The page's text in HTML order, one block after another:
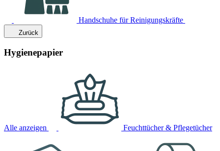
Handschuhe für Reinigungskräfte
Zurück
Hygienepapier
Alle anzeigen Feuchttücher & Pflegetücher